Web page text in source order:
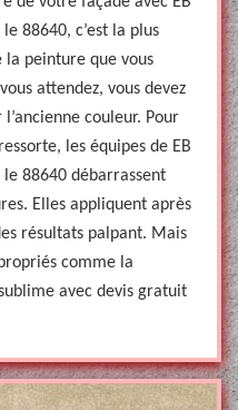
88640, c’est la plus
la peinture que vous
attendez, vous devez
couleur. Pour
les équipes de EB
88640 débarrassent
Elles appliquent après
résultats palpant. Mais
comme la
avec devis gratuit